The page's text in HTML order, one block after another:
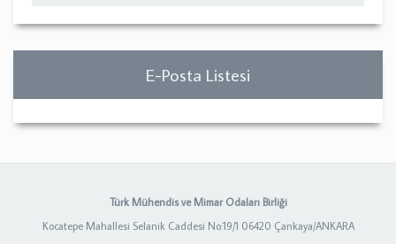
E-Posta Listesi
Türk Mühendis ve Mimar Odaları Birliği
Kocatepe Mahallesi Selanik Caddesi No:19/1 06420 Çankaya/ANKARA